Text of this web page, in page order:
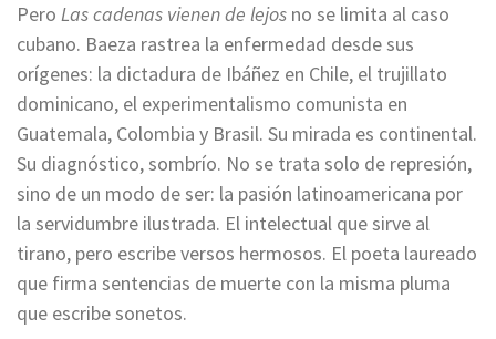
Pero Las cadenas vienen de lejos no se limita al caso
cubano. Baeza rastrea la enfermedad desde sus
orígenes: la dictadura de Ibáñez en Chile, el trujillato
dominicano, el experimentalismo comunista en
Guatemala, Colombia y Brasil. Su mirada es continental.
Su diagnóstico, sombrío. No se trata solo de represión,
sino de un modo de ser: la pasión latinoamericana por
la servidumbre ilustrada. El intelectual que sirve al
tirano, pero escribe versos hermosos. El poeta laureado
que firma sentencias de muerte con la misma pluma
que escribe sonetos.